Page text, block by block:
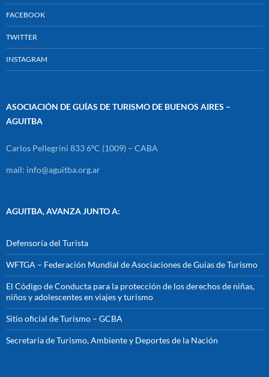
FACEBOOK
TWITTER
INSTAGRAM
ASOCIACIÓN DE GUÍAS DE TURISMO DE BUENOS AIRES –
AGUITBA
Carlos Pellegrini 833 6ºC (1009) – CABA
mail: info@aguitba.org.ar
AGUITBA, AVANZA JUNTO A:
Defensoría del Turista
WFTGA – Federación Mundial de Asociaciones de Guías de Turismo
El Código de Conducta para la protección de los derechos de niñas,
niños y adolescentes en viajes y turismo
Sitio oficial de Turismo – GCBA
Secretaría de Turismo, Ambiente y Deportes de la Nación